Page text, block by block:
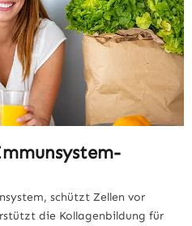
schützt Zellen vor
die Kollagenbildung für